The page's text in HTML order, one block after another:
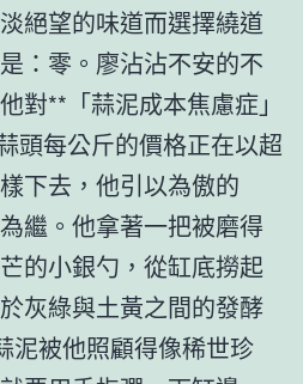
絕望的味道而選擇繞道
：零。廖沾沾不安的不
對**「蒜泥成本焦慮症」
頭每公斤的價格正在以超
下去，他引以為傲的
繼。他拿著一把被磨得
的小銀勺，從缸底撈起
灰綠與土黃之間的發酵
泥被他照顧得像稀世珍